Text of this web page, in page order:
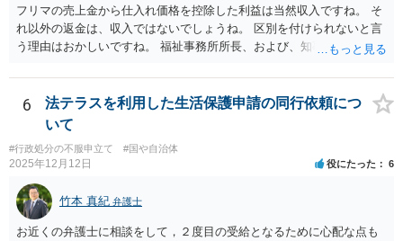
フリマの売上金から仕入れ価格を控除した利益は当然収入ですね。 そ
れ以外の返金は、収入ではないでしょうね。 区別を付けられないと言
う理由はおかしいですね。 福祉事務所所長、および、知事、および、
でしょう。
6
法テラスを利用した生活保護申請の同行依頼につ
いて
#行政処分の不服申立て #国や自治体
2025年12月12日 役にたった 6
竹本 真紀 弁護士
お近くの弁護士に相談をして，２度目の受給となるために心配な点も